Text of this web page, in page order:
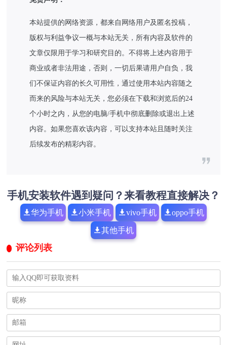
本站提供的网络资源，都来自网络用户及匿名投稿，
版权与利益争议一概与本站无关，所有内容及软件的
文章仅限用于学习和研究目的。不得将上述内容用于
商业或者非法用途，否则，一切后果请用户自负，我
们不保证内容的长久可用性，通过使用本站内容随之
而来的风险与本站无关，您必须在下载和浏览后的24
个小时之内，从您的电脑/手机中彻底删除或退出上述
内容。如果您喜欢该内容，可以支持本站且随时关注
后续发布的精彩内容。
手机安装软件遇到疑问？来看教程直接解决？
华为手机 小米手机 vivo手机 oppo手机
其他手机
评论列表